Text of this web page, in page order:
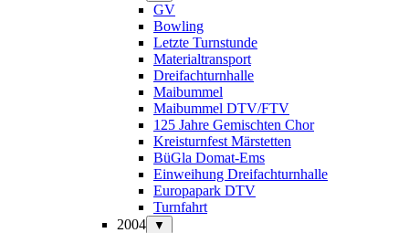
GV
Bowling
Letzte Turnstunde
Materialtransport
Dreifachturnhalle
Maibummel
Maibummel DTV/FTV
125 Jahre Gemischten Chor
Kreisturnfest Märstetten
BüGla Domat-Ems
Einweihung Dreifachturnhalle
Europapark DTV
Turnfahrt
2004
▼